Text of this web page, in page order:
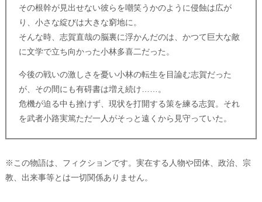
その根幹が見出せない彼らを嘲笑うかのように侵蝕は広が
り、小さな綻びは大きな窮地に。
そんな時、志賀直哉の脳裏に浮かんだのは、かつて巨大な敵
に文学で立ち向かった小林多喜二だった。
今後の戦いの激しさを憂い小林の転生を目論む志賀だった
が、その間にも有碍書は増え続け……。
危機が迫る中も挫けず、現状を打開する策を練る志賀。それ
を武者小路実篤ただ一人がそっと遠くから見守っていた。
※この物語は、フィクションです。実在する人物や団体、政治、宗
教、出来事等とは一切関係ありません。